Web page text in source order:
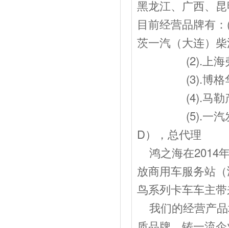
黑龙江、广西、
目前经营品牌有
茨一汽（大连）
(2).上海弗列
(3).博格华纳
(4).马勒产
(5).一汽发动J
D），总代理
鸿之海在2014
放商用车服务站
鸟系列卡车车主
我们的经营产